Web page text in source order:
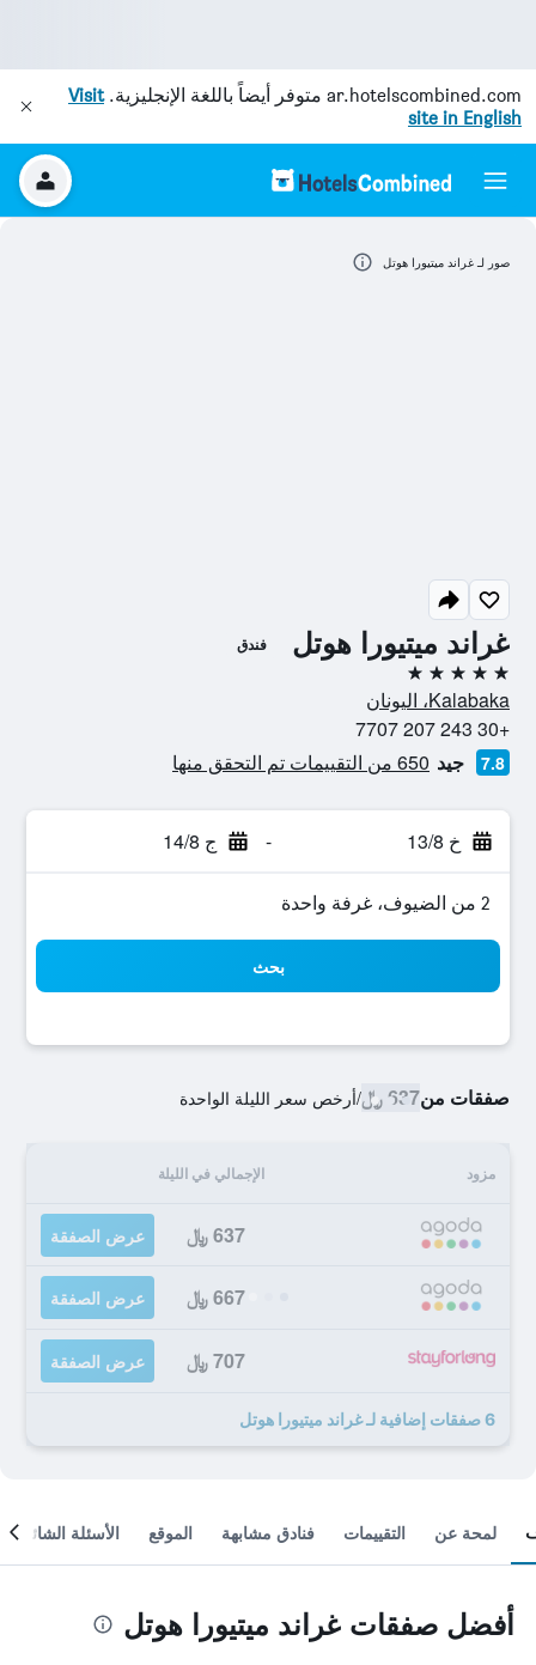
ar.hotelscombined.com متوفر أيضاً باللغة الإنجليزية.Visit
site in English
غراند ميتيورا هوتل فندق
5 نجوم
Kalabaka، اليونان
+30 243 207 7707
7.8 جيد 650 من التقييمات تم التحقق منها
خ 13/8 - ج 14/8
2 من الضيوف، غرفة واحدة
بحث
صفقات من637 ﷼ /أرخص سعر الليلة الواحدة
مزود الإجمالي في الليلة
637 ﷼ عرض الصفقة
667 ﷼ عرض الصفقة
707 ﷼ عرض الصفقة
6 صفقات إضافية لـ غراند ميتيورا هوتل
صور لـ غراند ميتيورا هوتل
لمحة عن التقييمات فنادق مشابهة الموقع الأسئلة الشائعة
أفضل صفقات غراند ميتيورا هوتل